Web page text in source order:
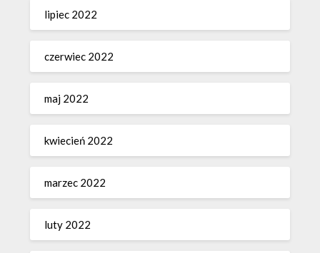
lipiec 2022
czerwiec 2022
maj 2022
kwiecień 2022
marzec 2022
luty 2022